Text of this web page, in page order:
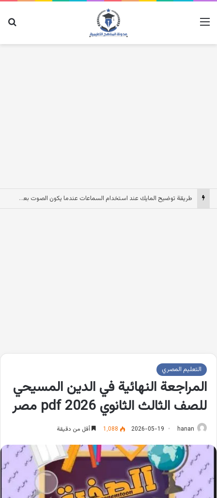
القائمة
طريقة توضيح المايك عند استخدام السماعات عندما يكون الصوت بعيد وقت المكالمات
التعليم المصري
المراجعة النهائية في الدين المسيحي
للصف الثالث الثانوي 2026 pdf مصر
hanan
2026-05-19 1٬088 أقل من دقيقة